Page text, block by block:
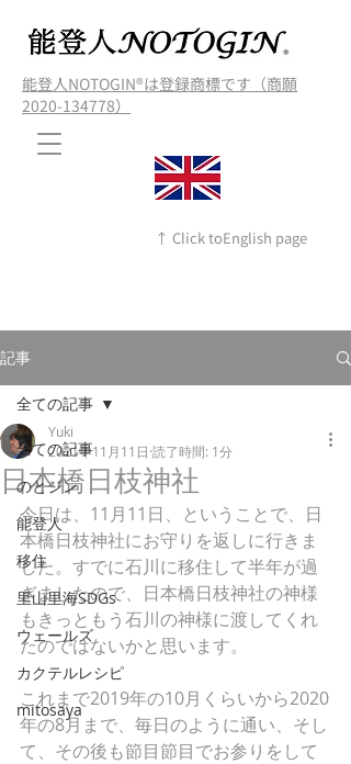
能登人NOTOGIN®️は登録商標です（商願
2020-134778）
↑ Click toEnglish page
記事
全ての記事
のとジン
能登人
移住
里山里海SDGs
ウェールズ
カクテルレシピ
mitosaya
全ての記事
日本橋日枝神社
Yuki
2021年11月11日 読了時間: 1分
今日は、11月11日、ということで、日
本橋日枝神社にお守りを返しに行きま
した。すでに石川に移住して半年が過
ぎましたので、日本橋日枝神社の神様
もきっともう石川の神様に渡してくれ
たのではないかと思います。
これまで2019年の10月くらいから2020
年の8月まで、毎日のように通い、そし
て、その後も節目節目でお参りをして